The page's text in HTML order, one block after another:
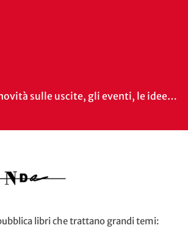
sulle uscite, gli eventi, le idee…
libri che trattano grandi temi: